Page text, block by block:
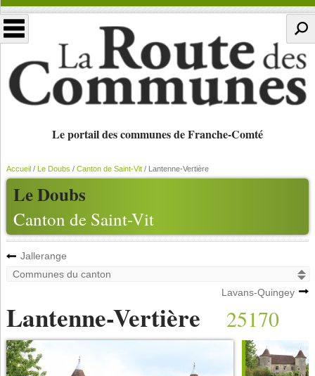
Le portail des communes de Franche-Comté
Le Doubs
Canton de Saint-Vit
Accueil/ Le Doubs / Canton de Saint-Vit/ Lantenne-Vertière
Jallerange
Lavans-Quingey
Lantenne-Vertière 25170